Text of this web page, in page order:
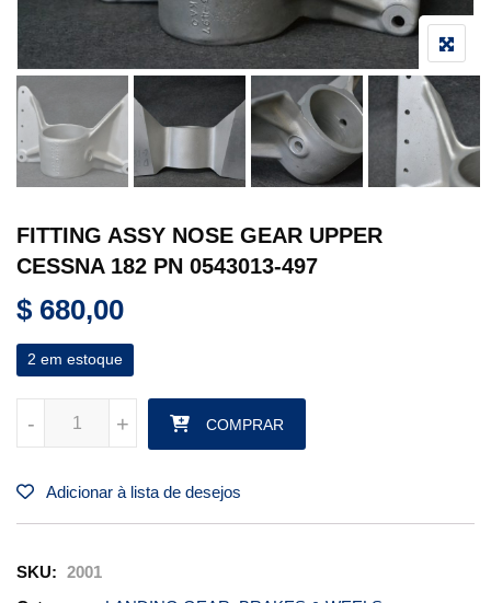
FITTING ASSY NOSE GEAR UPPER
CESSNA 182 PN 0543013-497
$ 680,00
2 em estoque
FITTING ASSY NOSE GEAR UPPER CESSNA 182 PN
+
- +
- COMPRAR
Adicionar à lista de desejos
SKU: 2001